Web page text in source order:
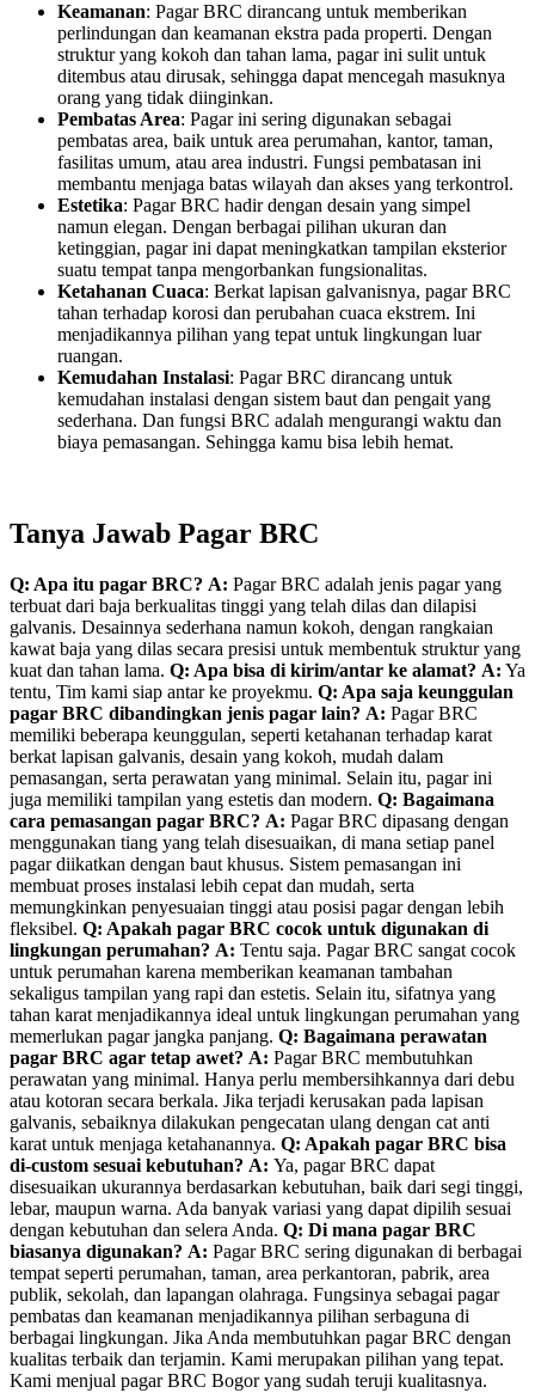
Keamanan: Pagar BRC dirancang untuk memberikan
perlindungan dan keamanan ekstra pada properti. Dengan
struktur yang kokoh dan tahan lama, pagar ini sulit untuk
ditembus atau dirusak, sehingga dapat mencegah masuknya
orang yang tidak diinginkan.
Pembatas Area: Pagar ini sering digunakan sebagai
pembatas area, baik untuk area perumahan, kantor, taman,
fasilitas umum, atau area industri. Fungsi pembatasan ini
membantu menjaga batas wilayah dan akses yang terkontrol.
Estetika: Pagar BRC hadir dengan desain yang simpel
namun elegan. Dengan berbagai pilihan ukuran dan
ketinggian, pagar ini dapat meningkatkan tampilan eksterior
suatu tempat tanpa mengorbankan fungsionalitas.
Ketahanan Cuaca: Berkat lapisan galvanisnya, pagar BRC
tahan terhadap korosi dan perubahan cuaca ekstrem. Ini
menjadikannya pilihan yang tepat untuk lingkungan luar
ruangan.
Kemudahan Instalasi: Pagar BRC dirancang untuk
kemudahan instalasi dengan sistem baut dan pengait yang
sederhana. Dan fungsi BRC adalah mengurangi waktu dan
biaya pemasangan. Sehingga kamu bisa lebih hemat.
Tanya Jawab Pagar BRC
Q: Apa itu pagar BRC? A: Pagar BRC adalah jenis pagar yang
terbuat dari baja berkualitas tinggi yang telah dilas dan dilapisi
galvanis. Desainnya sederhana namun kokoh, dengan rangkaian
kawat baja yang dilas secara presisi untuk membentuk struktur yang
kuat dan tahan lama. Q: Apa bisa di kirim/antar ke alamat? A: Ya
tentu, Tim kami siap antar ke proyekmu. Q: Apa saja keunggulan
pagar BRC dibandingkan jenis pagar lain? A: Pagar BRC
memiliki beberapa keunggulan, seperti ketahanan terhadap karat
berkat lapisan galvanis, desain yang kokoh, mudah dalam
pemasangan, serta perawatan yang minimal. Selain itu, pagar ini
juga memiliki tampilan yang estetis dan modern. Q: Bagaimana
cara pemasangan pagar BRC? A: Pagar BRC dipasang dengan
menggunakan tiang yang telah disesuaikan, di mana setiap panel
pagar diikatkan dengan baut khusus. Sistem pemasangan ini
membuat proses instalasi lebih cepat dan mudah, serta
memungkinkan penyesuaian tinggi atau posisi pagar dengan lebih
fleksibel. Q: Apakah pagar BRC cocok untuk digunakan di
lingkungan perumahan? A: Tentu saja. Pagar BRC sangat cocok
untuk perumahan karena memberikan keamanan tambahan
sekaligus tampilan yang rapi dan estetis. Selain itu, sifatnya yang
tahan karat menjadikannya ideal untuk lingkungan perumahan yang
memerlukan pagar jangka panjang. Q: Bagaimana perawatan
pagar BRC agar tetap awet? A: Pagar BRC membutuhkan
perawatan yang minimal. Hanya perlu membersihkannya dari debu
atau kotoran secara berkala. Jika terjadi kerusakan pada lapisan
galvanis, sebaiknya dilakukan pengecatan ulang dengan cat anti
karat untuk menjaga ketahanannya. Q: Apakah pagar BRC bisa
di-custom sesuai kebutuhan? A: Ya, pagar BRC dapat
disesuaikan ukurannya berdasarkan kebutuhan, baik dari segi tinggi,
lebar, maupun warna. Ada banyak variasi yang dapat dipilih sesuai
dengan kebutuhan dan selera Anda. Q: Di mana pagar BRC
biasanya digunakan? A: Pagar BRC sering digunakan di berbagai
tempat seperti perumahan, taman, area perkantoran, pabrik, area
publik, sekolah, dan lapangan olahraga. Fungsinya sebagai pagar
pembatas dan keamanan menjadikannya pilihan serbaguna di
berbagai lingkungan. Jika Anda membutuhkan pagar BRC dengan
kualitas terbaik dan terjamin. Kami merupakan pilihan yang tepat.
Kami menjual pagar BRC Bogor yang sudah teruji kualitasnya.